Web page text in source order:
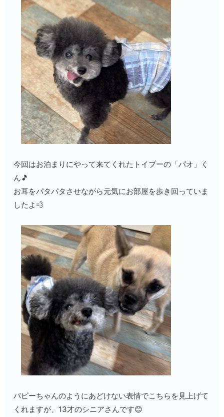
今回はお泊まりにやって来てくれたトイプーの「パオ」く
ん🎵
お耳をパタパタさせながら元気にお部屋を歩き回っていま
したよ💨
パピーちゃんのようにあどけない表情でこちらを見上げて
くれますが、13才のシニアさんです😊